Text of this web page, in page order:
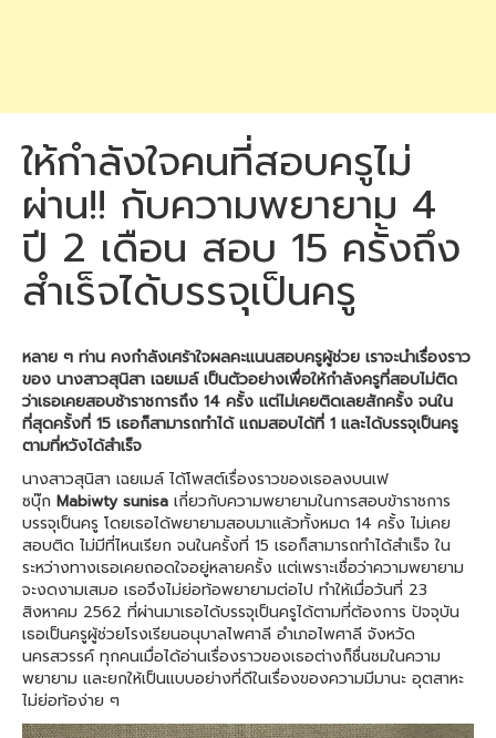
ให้กำลังใจคนที่สอบครูไม่
ผ่าน!! กับความพยายาม 4
ปี 2 เดือน สอบ 15 ครั้งถึง
สำเร็จได้บรรจุเป็นครู
หลาย ๆ ท่าน คงกำลังเศร้าใจผลคะแนนสอบครูผู้ช่วย เราจะนำเรื่องราว
ของ นางสาวสุนิสา เฉยเมล์ เป็นตัวอย่างเพื่อให้กำลังครูที่สอบไม่ติด
ว่าเธอเคยสอบช้าราชการถึง 14 ครั้ง แต่ไม่เคยติดเลยสักครั้ง จนใน
ที่สุดครั้งที่ 15 เธอก็สามารถทำได้ แถมสอบได้ที่ 1 และได้บรรจุเป็นครู
ตามที่หวังได้สำเร็จ
นางสาวสุนิสา เฉยเมล์ ได้โพสต์เรื่องราวของเธอลงบนเฟ
ซบุ๊ก Mabiwty sunisa เกี่ยวกับความพยายามในการสอบข้าราชการ
บรรจุเป็นครู โดยเธอได้พยายามสอบมาแล้วทั้งหมด 14 ครั้ง ไม่เคย
สอบติด ไม่มีที่ไหนเรียก จนในครั้งที่ 15 เธอก็สามารถทำได้สำเร็จ ใน
ระหว่างทางเธอเคยถอดใจอยู่หลายครั้ง แต่เพราะเชื่อว่าความพยายาม
จะงดงามเสมอ เธอจึงไม่ย่อท้อพยายามต่อไป ทำให้เมื่อวันที่ 23
สิงหาคม 2562 ที่ผ่านมาเธอได้บรรจุเป็นครูได้ตามที่ต้องการ ปัจจุบัน
เธอเป็นครูผู้ช่วยโรงเรียนอนุบาลไพศาลี อำเภอไพศาลี จังหวัด
นครสวรรค์ ทุกคนเมื่อได้อ่านเรื่องราวของเธอต่างก็ชื่นชมในความ
พยายาม และยกให้เป็นแบบอย่างที่ดีในเรื่องของความมีมานะ อุตสาหะ
ไม่ย่อท้อง่าย ๆ